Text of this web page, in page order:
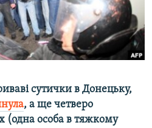
сутички в Донецьку,
, а ще четверо
(одна особа в тяжкому